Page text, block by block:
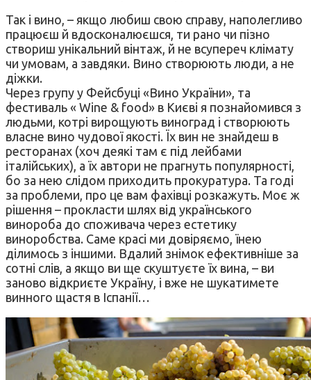
Так і вино, – якщо любиш свою справу, наполегливо
працюєш й вдосконалюєшся, ти рано чи пізно
створиш унікальний вінтаж, й не всупереч клімату
чи умовам, а завдяки. Вино створюють люди, а не
діжки.
Через групу у Фейсбуці «Вино України», та
фестиваль « Wine & food» в Києві я познайомився з
людьми, котрі вирощують виноград і створюють
власне вино чудової якості. Їх вин не знайдеш в
ресторанах (хоч деякі там є під лейбами
італійських), а їх автори не прагнуть популярності,
бо за нею слідом приходить прокуратура. Та годі
за проблеми, про це вам фахівці розкажуть. Моє ж
рішення – прокласти шлях від українського
винороба до споживача через естетику
виноробства. Саме красі ми довіряємо, їнею
ділимось з іншими. Вдалий знімок ефективніше за
сотні слів, а якщо ви ще скуштуєте їх вина, – ви
заново відкриєте Україну, і вже не шукатимете
винного щастя в Іспанії…